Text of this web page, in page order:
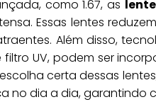
como 1.67, as
Essas lentes
Além disso,
UV, podem ser
certa dessas
no dia a dia, garantindo